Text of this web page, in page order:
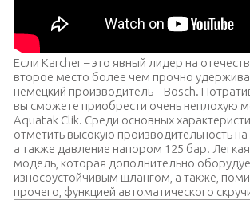
Если Karcher – это явный лидер на
второе место более чем прочно
немецкий производитель – Bosch.
вы сможете приобрести очень неплохую
Aquatak Clik. Среди основных
отметить высокую производительность на
а также давление напором 125 бар.
модель, которая дополнительно
износоустойчивым шлангом, а также,
прочего, функцией автоматического